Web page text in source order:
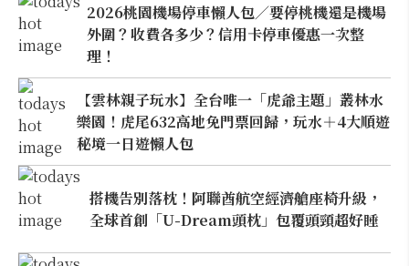
2026桃園機場停車懶人包／要停桃機還是機場
外圍？收費各多少？信用卡停車優惠一次整
理！
【雲林親子玩水】全台唯一「虎爺主題」叢林水
樂園！虎尾632高地免門票回歸，玩水＋4大順遊
秘境一日遊懶人包
搭機告別落枕！阿聯酋航空經濟艙座椅升級，
全球首創「U-Dream頭枕」包覆頭頸超好睡